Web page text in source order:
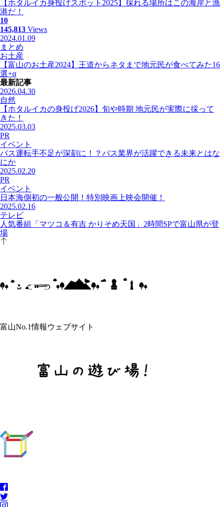
【ホタルイカ身投げスポット2025】採れる場所はこの海岸と漁
港だ！
10
145,813 Views
2024.01.09
まとめ
お土産
【富山のお土産2024】王道からネタまで地元民が食べてみた16
選+α
最新記事
2026.04.30
自然
【ホタルイカの身投げ2026】旬や時期 地元民が実際に採って
きた！
2025.03.03
PR
イベント
バス運転手不足が深刻に！？バス業界が活躍できる未来とはな
にか
2025.02.20
PR
イベント
日本海側初の一般公開！特別映画上映会開催！
2025.02.16
テレビ
人気番組「マツコ＆有吉 かりそめ天国」2時間SPで富山県が登
場
富山No.1情報ウェブサイト